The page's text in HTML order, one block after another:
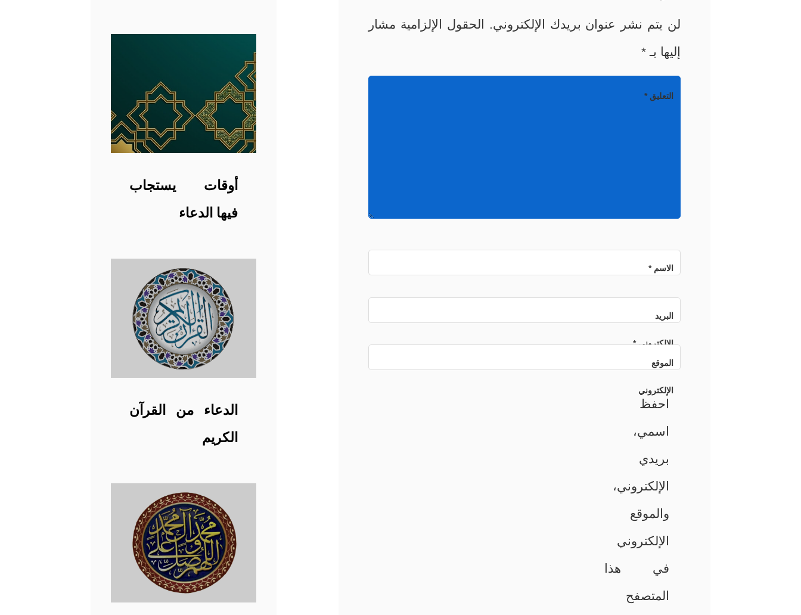
لن يتم نشر عنوان بريدك الإلكتروني.
الحقول الإلزامية مشار
إليها بـ*
التعليق*
الاسم*
البريد
الإلكتروني*
الموقع
الإلكتروني
احفظ
اسمي،
بريدي
الإلكتروني،
والموقع
الإلكتروني
في هذا
المتصفح
أوقات يستجاب
فيها الدعاء
الدعاء من القرآن
الكريم